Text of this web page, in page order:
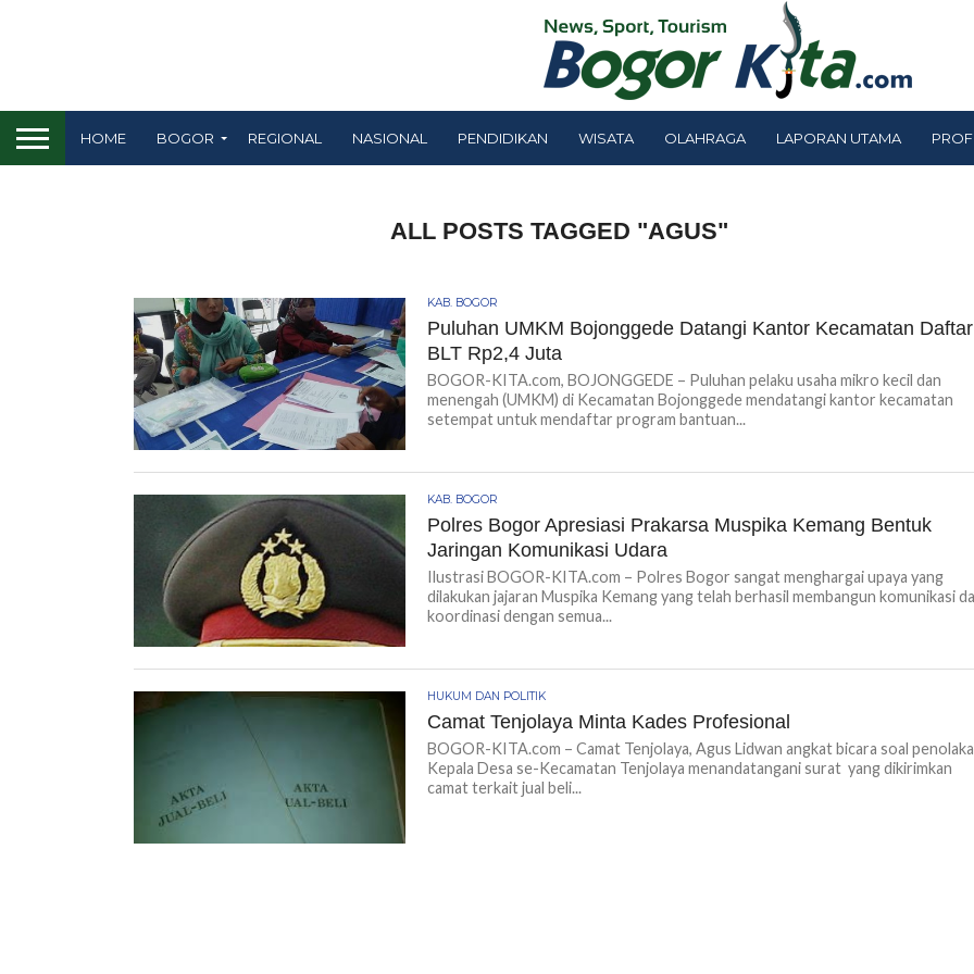
HOME BOGOR REGIONAL NASIONAL PENDIDIKAN WISATA OLAHRAGA LAPORAN UTAMA
ALL POSTS TAGGED "AGUS"
KAB. BOGOR
Puluhan UMKM Bojonggede Datangi Kantor Kecamatan Daftar
BLT Rp2,4 Juta
BOGOR-KITA.com, BOJONGGEDE – Puluhan pelaku usaha mikro kecil dan
menengah (UMKM) di Kecamatan Bojonggede mendatangi kantor kecamatan
setempat untuk mendaftar program bantuan...
KAB. BOGOR
Polres Bogor Apresiasi Prakarsa Muspika Kemang Bentuk
Jaringan Komunikasi Udara
Ilustrasi BOGOR-KITA.com – Polres Bogor sangat menghargai upaya yang
dilakukan jajaran Muspika Kemang yang telah berhasil membangun komunikasi
koordinasi dengan semua...
HUKUM DAN POLITIK
Camat Tenjolaya Minta Kades Profesional
BOGOR-KITA.com – Camat Tenjolaya, Agus Lidwan angkat bicara soal
Kepala Desa se-Kecamatan Tenjolaya menandatangani surat yang dikirimkan
camat terkait jual beli...